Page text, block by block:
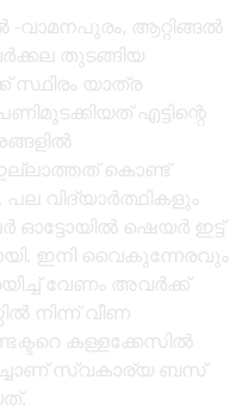
-വാമനപുരം, ആറ്റിങ്ങൽ
തുടങ്ങിയ
സ്ഥിരം യാത്ര
എട്ടിന്റെ
കൊണ്ട്
പല വിദ്യാർത്ഥികളും
ഓട്ടോയിൽ ഷെയർ ഇട്ട്
ഇനി വൈകുന്നേരവും
വേണം അവർക്ക്
നിന്ന് വീണ
കള്ളക്കേസിൽ
സ്വകാര്യ ബസ്